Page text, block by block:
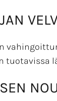
tuotavissa